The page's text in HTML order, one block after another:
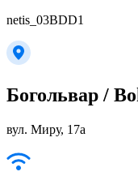
netis_03BDD1
Богольвар /
вул. Миру, 17а